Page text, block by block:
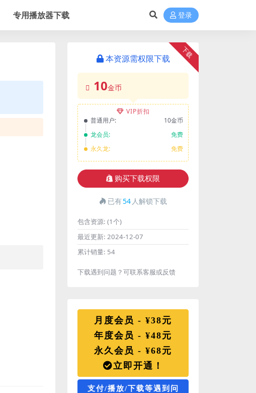
专用播放器下载 登录
下载
本资源需权限下载
10金币
VIP折扣
普通用户:
10金币
龙会员:
免费
永久龙:
免费
购买下载权限
已有54 人解锁下载
包含资源: (1个)
最近更新: 2024-12-07
累计销量: 54
下载遇到问题？可联系客服或反馈
月度会员 - ¥38元
年度会员 - ¥48元
永久会员 - ¥68元
立即开通！
支付/播放/下载等遇到问